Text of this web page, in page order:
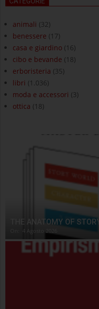
animali (32)
benessere (17)
casa e giardino (16)
cibo e bevande (18)
erboristeria (35)
libri (1.036)
moda e accessori (3)
ottica (18)
THE ANATOMY OF STORY
4 Agosto 2026